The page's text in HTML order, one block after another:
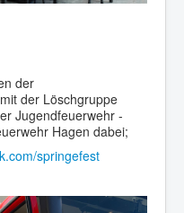
der
der Löschgruppe
Jugendfeuerwehr -
Hagen dabei;
springefest